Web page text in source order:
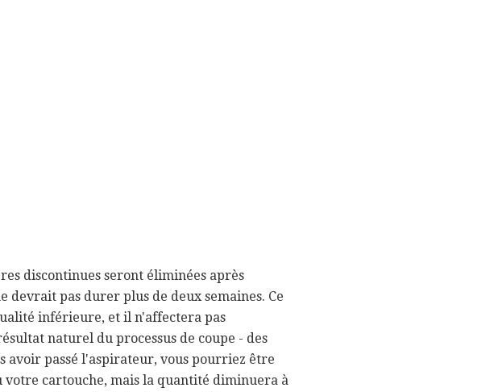
discontinues seront éliminées après
pas durer plus de deux semaines. Ce
inférieure, et il n'affectera pas
naturel du processus de coupe - des
avoir passé l'aspirateur, vous pourriez être
cartouche, mais la quantité diminuera à